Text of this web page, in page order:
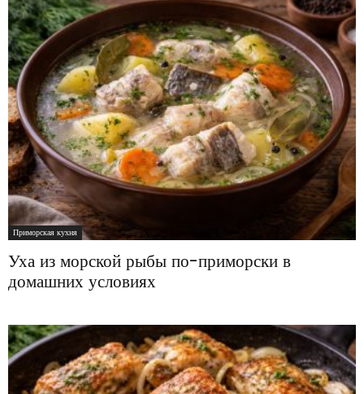
Приморская кухня
Уха из морской рыбы по-приморски в
домашних условиях